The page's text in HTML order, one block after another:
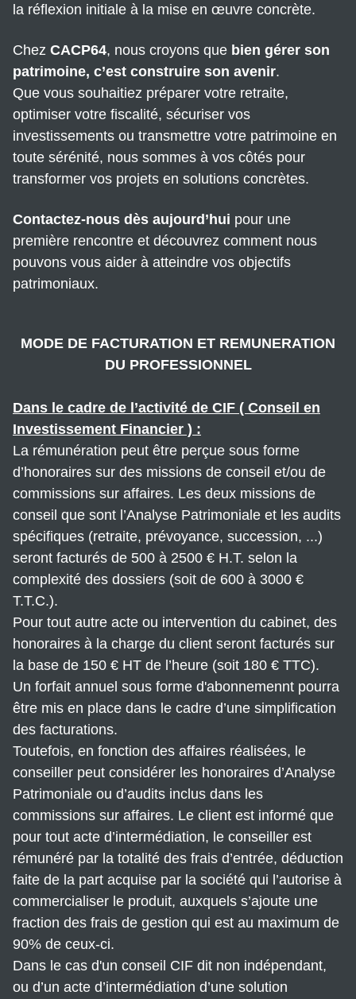
la réflexion initiale à la mise en œuvre concrète.
Chez CACP64, nous croyons que bien gérer son
patrimoine, c’est construire son avenir.
Que vous souhaitiez préparer votre retraite,
optimiser votre fiscalité, sécuriser vos
investissements ou transmettre votre patrimoine en
toute sérénité, nous sommes à vos côtés pour
transformer vos projets en solutions concrètes.
Contactez-nous dès aujourd’hui pour une
première rencontre et découvrez comment nous
pouvons vous aider à atteindre vos objectifs
patrimoniaux.
MODE DE FACTURATION ET REMUNERATION
DU PROFESSIONNEL
Dans le cadre de l’activité de CIF ( Conseil en
Investissement Financier ) :
La rémunération peut être perçue sous forme
d’honoraires sur des missions de conseil et/ou de
commissions sur affaires. Les deux missions de
conseil que sont l’Analyse Patrimoniale et les audits
spécifiques (retraite, prévoyance, succession, ...)
seront facturés de 500 à 2500 € H.T. selon la
complexité des dossiers (soit de 600 à 3000 €
T.T.C.).
Pour tout autre acte ou intervention du cabinet, des
honoraires à la charge du client seront facturés sur
la base de 150 € HT de l’heure (soit 180 € TTC).
Un forfait annuel sous forme d'abonnemennt pourra
être mis en place dans le cadre d’une simplification
des facturations.
Toutefois, en fonction des affaires réalisées, le
conseiller peut considérer les honoraires d’Analyse
Patrimoniale ou d’audits inclus dans les
commissions sur affaires. Le client est informé que
pour tout acte d’intermédiation, le conseiller est
rémunéré par la totalité des frais d’entrée, déduction
faite de la part acquise par la société qui l’autorise à
commercialiser le produit, auxquels s’ajoute une
fraction des frais de gestion qui est au maximum de
90% de ceux-ci.
Dans le cas d'un conseil CIF dit non indépendant,
ou d’un acte d’intermédiation d’une solution